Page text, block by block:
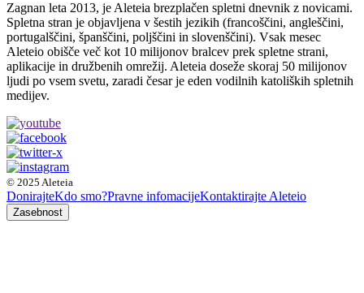
Zagnan leta 2013, je Aleteia brezplačen spletni dnevnik z novicami.
Spletna stran je objavljena v šestih jezikih (francoščini, angleščini,
portugalščini, španščini, poljščini in slovenščini). Vsak mesec
Aleteio obišče več kot 10 milijonov bralcev prek spletne strani,
aplikacije in družbenih omrežij. Aleteia doseže skoraj 50 milijonov
ljudi po vsem svetu, zaradi česar je eden vodilnih katoliških spletnih
medijev.
© 2025 Aleteia
DonirajteKdo smo?Pravne infomacijeKontaktirajte Aleteio
Zasebnost